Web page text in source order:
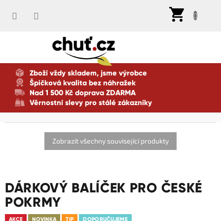
Zboží vždy skladem, jsme výrobce
Špičková kvalita bez náhražek
Nad 1 500 Kč doprava ZDARMA
Věrnostní slevy pro stálé zákazníky
DÁRKOVÝ BALÍČEK PRO ČESKÉ
POKRMY
AKCE NOVINKA TIP DOPORUČUJEME
Zobrazit všechny související produkty